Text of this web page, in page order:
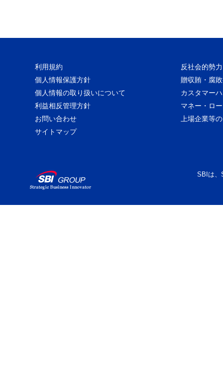
利用規約
反社会的勢
個人情報保護方針
贈収賄・腐
個人情報の取り扱いについて
カスタマー
利益相反管理方針
マネー・ロ
お問い合わせ
上場企業等
サイトマップ
SBIは、